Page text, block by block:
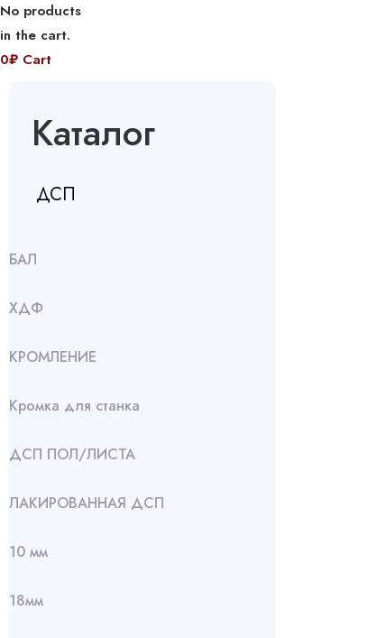
No products
in the cart.
0₽ Cart
Каталог
ДСП
БАЛ
ХДФ
КРОМЛЕНИЕ
Кромка для станка
ДСП ПОЛ/ЛИСТА
ЛАКИРОВАННАЯ ДСП
10 мм
18мм